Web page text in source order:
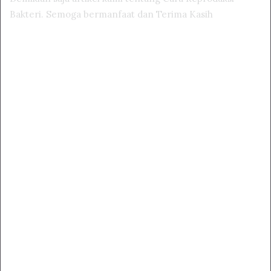
Bakteri. Semoga bermanfaat dan Terima Kasih